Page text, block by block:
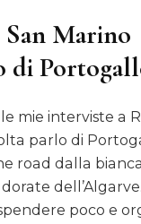
Marino
di
mie interviste a
parlo di
road dalla
poco e